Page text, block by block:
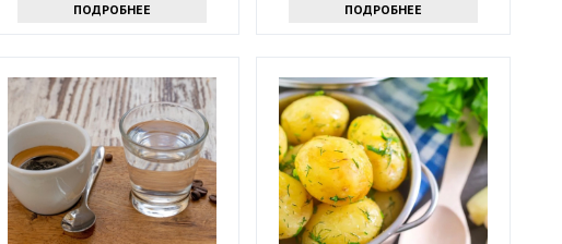
ПОДРОБНЕЕ ПОДРОБНЕЕ